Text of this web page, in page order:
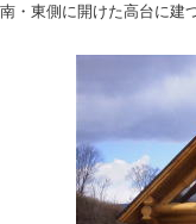
南・東側に開けた高台に建